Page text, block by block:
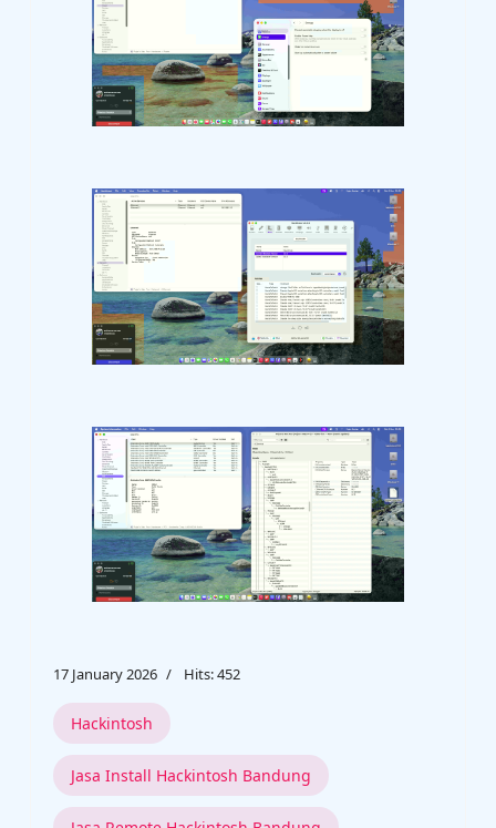
17 January 2026 Hits: 452
Hackintosh
Jasa Install Hackintosh Bandung